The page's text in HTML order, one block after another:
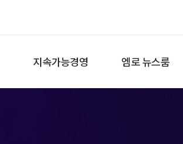
지속가능경영 엠로 뉴스룸